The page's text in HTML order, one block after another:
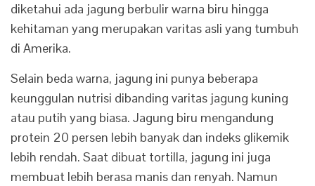
diketahui ada jagung berbulir warna biru hingga
kehitaman yang merupakan varitas asli yang tumbuh
di Amerika.
Selain beda warna, jagung ini punya beberapa
keunggulan nutrisi dibanding varitas jagung kuning
atau putih yang biasa. Jagung biru mengandung
protein 20 persen lebih banyak dan indeks glikemik
lebih rendah. Saat dibuat tortilla, jagung ini juga
membuat lebih berasa manis dan renyah. Namun